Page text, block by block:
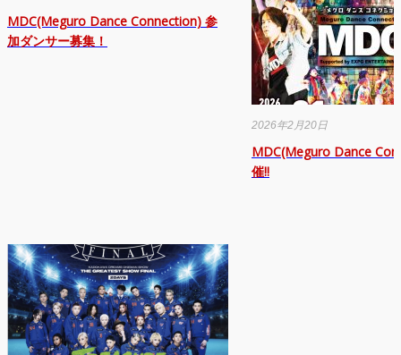
MDC(Meguro Dance Connection) 参
加ダンサー募集！
2026年2月20日
MDC(Meguro Dance
催!!